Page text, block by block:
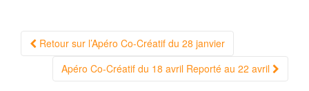
Navigation
Article
Retour sur l’Apéro Co-Créatif du 28 janvier
Apéro Co-Créatif du 18 avril Reporté au 22 avril